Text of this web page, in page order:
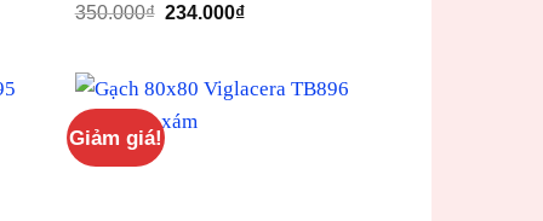
350.000₫ Giá
234.000₫Giá
234.000₫.
Giảm giá!